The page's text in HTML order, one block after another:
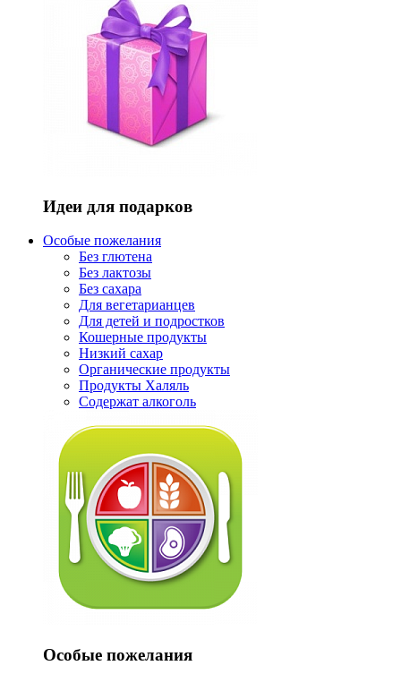
Идеи для подарков
Особые пожелания
Без глютена
Без лактозы
Без сахара
Для вегетарианцев
Для детей и подростков
Кошерные продукты
Низкий сахар
Органические продукты
Продукты Халяль
Содержат алкоголь
Особые пожелания